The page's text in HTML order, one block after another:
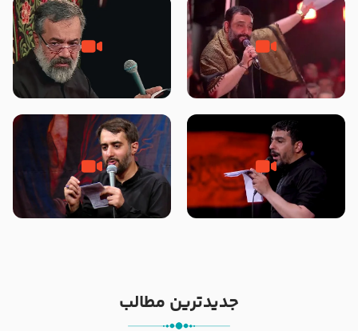
جانا جانا ابی عبدالله – کربلایی جواد
مقدم – شب هشتم محرم 1448 –
مادر منم مثل تو خمیدم – حاج
محمود کریمی – شهادت حضرت
هیئت رایة العباس علیه السلام
تک ، عبّاس، صاحب دل‌هاست –
حاج حنیف طاهری – عزاداری شب
من غلام نوکراتم من عاشق کربلاتم
– شور زمینه – شب هفتم – محرم
جدیدترین مطالب